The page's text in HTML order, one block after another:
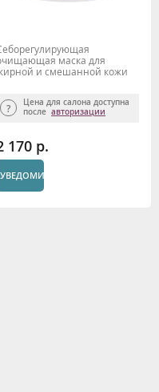
маска для
и смешанной кожи
Цена для салона доступна
после авторизации
170 р.
УВЕДОМИТЬ